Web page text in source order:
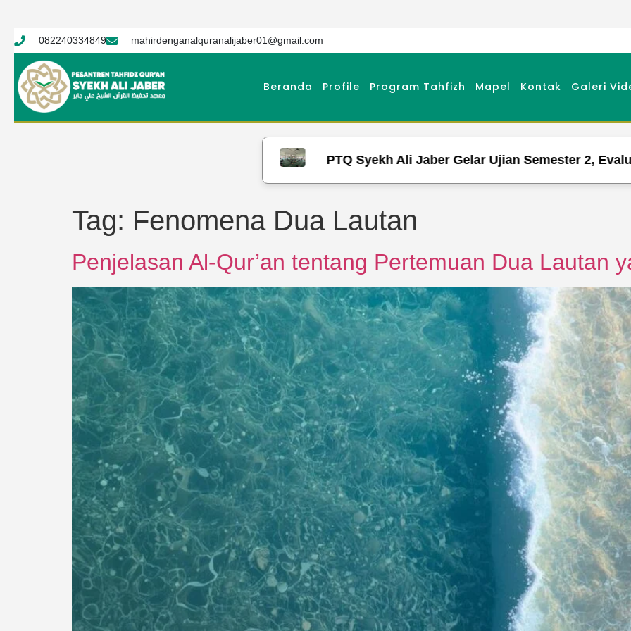
082240334849 mahirdenganalquranalijaber01@gmail.com
Beranda Profile Program Tahfizh Mapel Kontak Galeri
PTQ Syekh Ali Jaber Gelar Ujian Semester 2, Evaluasi
Tag: Fenomena Dua Lautan
Penjelasan Al-Qur’an tentang Pertemuan Dua Lautan